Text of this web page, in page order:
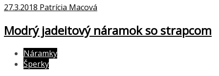
27.3.2018 Patrícia Macová
Modrý jadeitový náramok so strapcom
Náramky
Šperky